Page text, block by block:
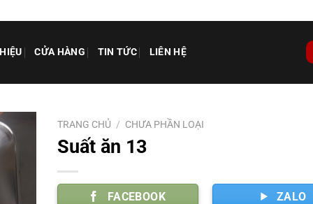
CỬA HÀNG TIN TỨC LIÊN HỆ
TRANG CHỦ / CHƯA PHẦN LOẠI
Suất ăn 13
FACEBOOK ZALO